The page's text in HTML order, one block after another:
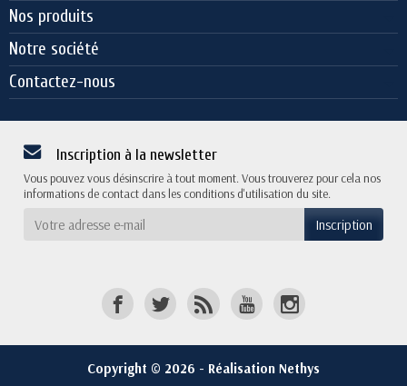
Nos produits
Notre société
Contactez-nous
Inscription à la newsletter
Vous pouvez vous désinscrire à tout moment. Vous trouverez pour cela nos
informations de contact dans les conditions d'utilisation du site.
Copyright © 2026 - Réalisation Nethys